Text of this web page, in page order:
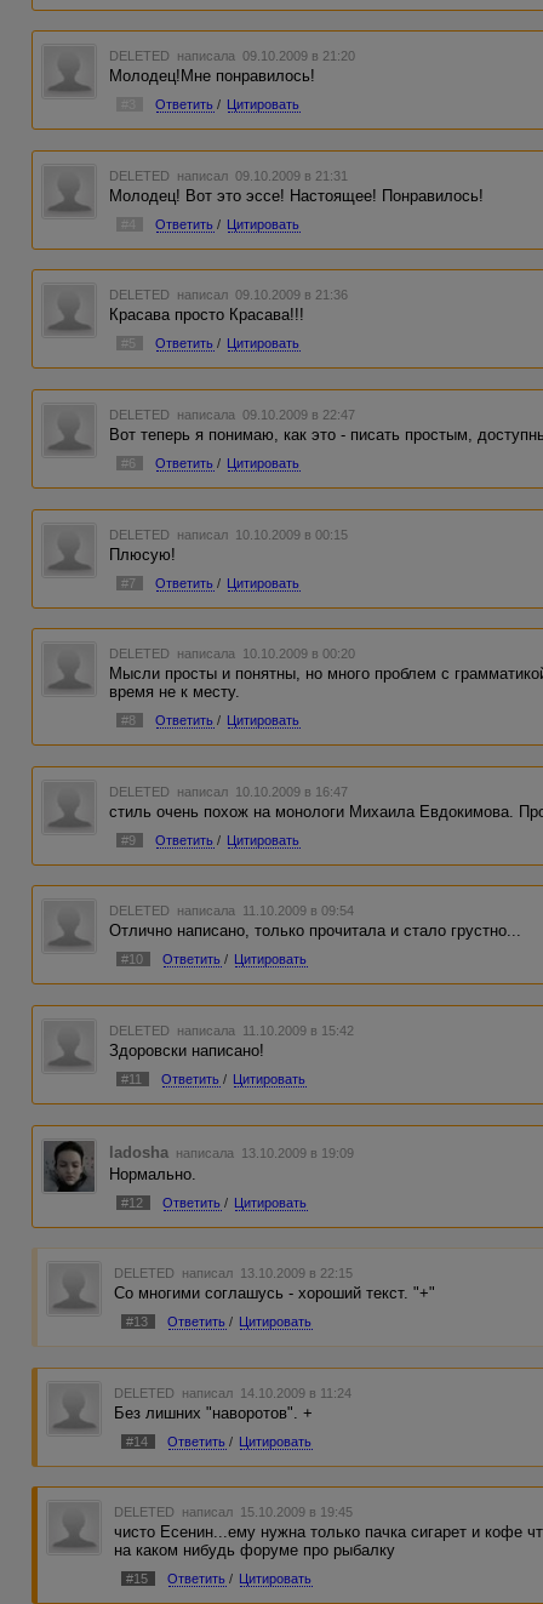
DELETED написала 09.10.2009 в 21:20
Молодец!Мне понравилось!
Ответить / Цитировать
DELETED написал 09.10.2009 в 21:31
Молодец! Вот это эссе! Настоящее! Понравилось!
#4 Ответить / Цитировать
DELETED написал 09.10.2009 в 21:36
Красава просто Красава!!!
#5 Ответить / Цитировать
DELETED написала 09.10.2009 в 22:47
Вот теперь я понимаю, как это - писать простым,
#6 Ответить / Цитировать
DELETED написал 10.10.2009 в 00:15
Плюсую!
#7 Ответить / Цитировать
DELETED написала 10.10.2009 в 00:20
Мысли просты и понятны, но много проблем с
время не к месту.
#8 Ответить / Цитировать
DELETED написал 10.10.2009 в 16:47
стиль очень похож на монологи Михаила Евдокимова.
#9 Ответить / Цитировать
DELETED написала 11.10.2009 в 09:54
Отлично написано, только прочитала и стало грустно...
#10 Ответить / Цитировать
DELETED написала 11.10.2009 в 15:42
Здоровски написано!
#11 Ответить / Цитировать
ladosha написала 13.10.2009 в 19:09
Нормально.
#12 Ответить / Цитировать
DELETED написал 13.10.2009 в 22:15
Со многими соглашусь - хороший текст. "+"
#13 Ответить / Цитировать
DELETED написал 14.10.2009 в 11:24
Без лишних "наворотов". +
#14 Ответить / Цитировать
DELETED написал 15.10.2009 в 19:45
чисто Есенин...ему нужна только пачка сигарет и кофе
на каком нибудь форуме про рыбалку
#15 Ответить / Цитировать